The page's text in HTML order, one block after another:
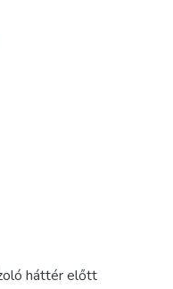
háttér előtt